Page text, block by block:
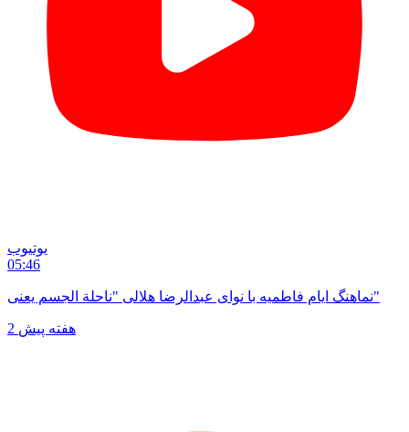
یوتیوب
05:46
نماهنگ ایام فاطمیه با نوای عبدالرضا هلالی "ناحلة الجسم یعنی"
2 هفته پیش